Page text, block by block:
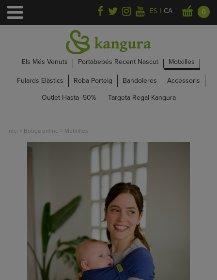
ES | CA 0
Els Més Venuts Portabebés Recent Nascut
Motxilles
Fulards Elàstics
Roba Porteig Bandoleres
Accessoris
Outlet Hasta -50%
Targeta Regal Kangura
Inici > Botiga online > Motxilles